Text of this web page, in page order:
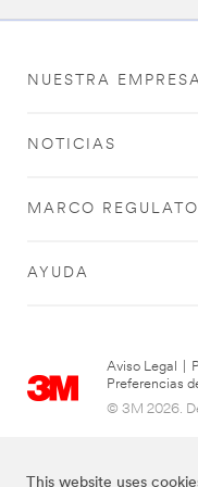
This website uses
NUESTRA
NOTICIAS
MARCO
AYUDA
Aviso Legal
Preferencias
© 3M 2026.